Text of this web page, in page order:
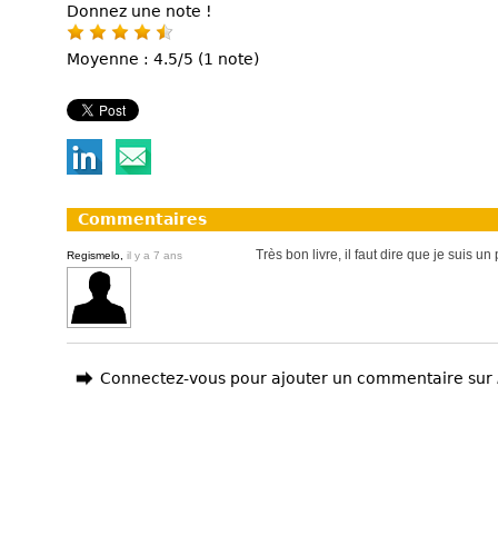
Donnez une note !
Moyenne : 4.5/5 (1 note)
Commentaires
Regismelo, il y a 7 ans Très bon livre, il faut dire que je suis un
Connectez-vous pour ajouter un commentaire sur